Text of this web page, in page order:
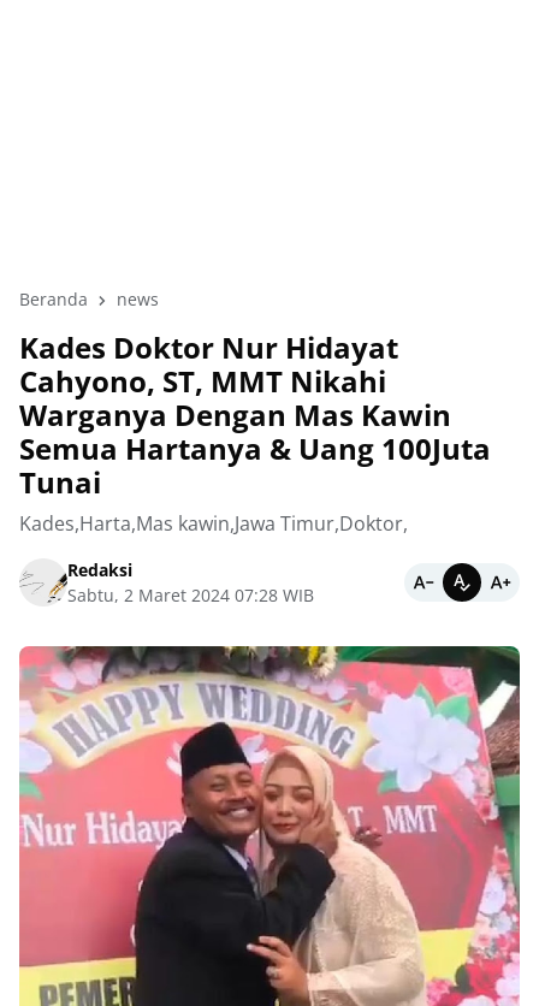
Beranda news
Kades Doktor Nur Hidayat
Cahyono, ST, MMT Nikahi
Warganya Dengan Mas Kawin
Semua Hartanya & Uang 100Juta
Tunai
Kades,Harta,Mas kawin,Jawa Timur,Doktor,
Redaksi
Sabtu, 2 Maret 2024 07:28 WIB